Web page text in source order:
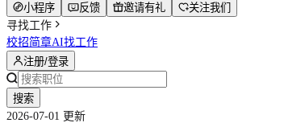
小程序 反馈 邀请有礼
关注我们
寻找工作
校招简章AI找工作
注册/登录
搜索
2026-07-01 更新